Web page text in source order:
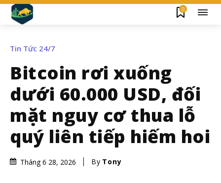
0
Tin Tức 24/7
Bitcoin rơi xuống
dưới 60.000 USD, đối
mặt nguy cơ thua lỗ
quý liên tiếp hiếm hoi
Tháng 6 28, 2026 By Tony